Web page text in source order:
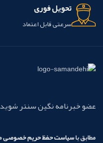
تحویل فوری
سرعتی قابل اعتماد
عضو خبرنامه نگین سنتر شوید
مطابق باسیاست حفظ حریم خصوصی